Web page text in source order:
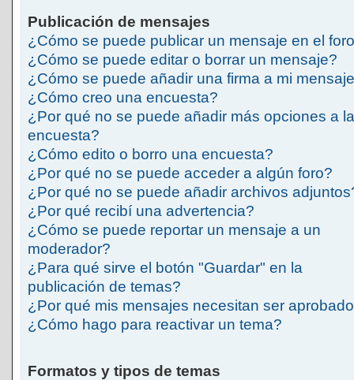
Publicación de mensajes
¿Cómo se puede publicar un mensaje en el
¿Cómo se puede editar o borrar un mensaje?
¿Cómo se puede añadir una firma a mi
¿Cómo creo una encuesta?
¿Por qué no se puede añadir más opciones a la
encuesta?
¿Cómo edito o borro una encuesta?
¿Por qué no se puede acceder a algún foro?
¿Por qué no se puede añadir archivos
¿Por qué recibí una advertencia?
¿Cómo se puede reportar un mensaje a un
moderador?
¿Para qué sirve el botón "Guardar" en la
publicación de temas?
¿Por qué mis mensajes necesitan ser
¿Cómo hago para reactivar un tema?
Formatos y tipos de temas